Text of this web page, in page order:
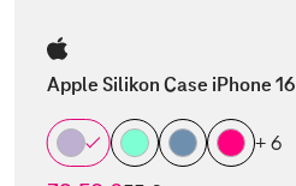
Apple Silikon Case iPhone 16
+ 6